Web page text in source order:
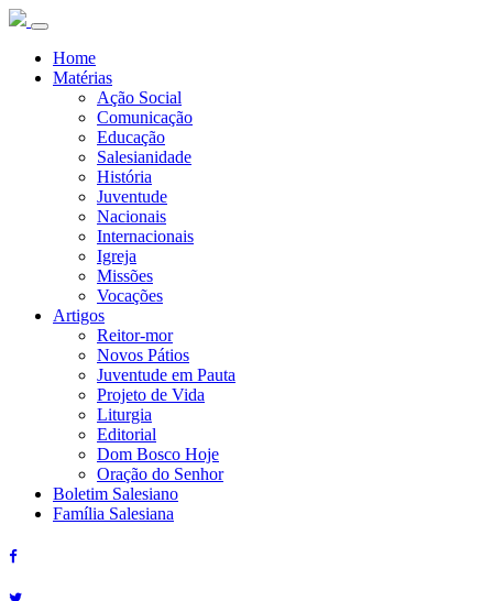
Home
Matérias
Ação Social
Comunicação
Educação
Salesianidade
História
Juventude
Nacionais
Internacionais
Igreja
Missões
Vocações
Artigos
Reitor-mor
Novos Pátios
Juventude em Pauta
Projeto de Vida
Liturgia
Editorial
Dom Bosco Hoje
Oração do Senhor
Boletim Salesiano
Família Salesiana